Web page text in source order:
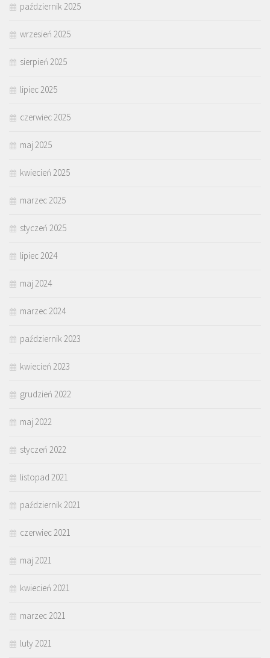
październik 2025
wrzesień 2025
sierpień 2025
lipiec 2025
czerwiec 2025
maj 2025
kwiecień 2025
marzec 2025
styczeń 2025
lipiec 2024
maj 2024
marzec 2024
październik 2023
kwiecień 2023
grudzień 2022
maj 2022
styczeń 2022
listopad 2021
październik 2021
czerwiec 2021
maj 2021
kwiecień 2021
marzec 2021
luty 2021